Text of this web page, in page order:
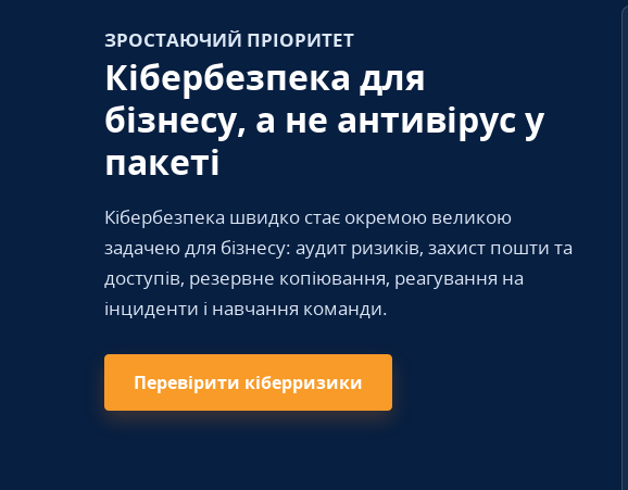
ЗРОСТАЮЧИЙ ПРІОРИТЕТ
Кібербезпека для
бізнесу, а не антивірус у
пакеті
Кібербезпека швидко стає окремою великою
задачею для бізнесу: аудит ризиків, захист пошти та
доступів, резервне копіювання, реагування на
інциденти і навчання команди.
Перевірити кіберризики